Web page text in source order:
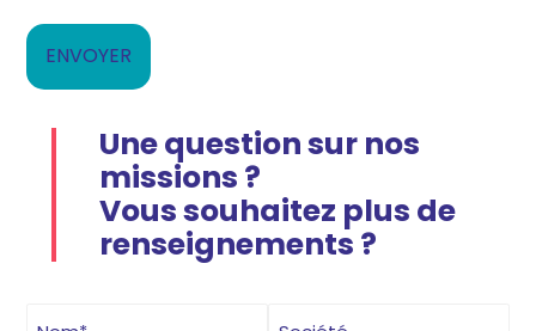
Une question sur nos
missions ?
Vous souhaitez plus de
renseignements ?